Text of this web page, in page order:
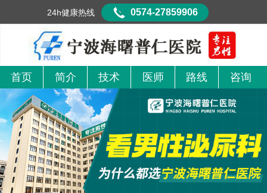
首页 简介 技术 医师 路线 咨询
24h健康热线 0574-27859906